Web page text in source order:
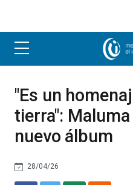
"Es un
tierra":
nuevo álbum
28/04/26